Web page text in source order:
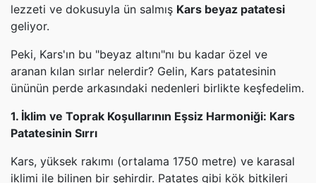
lezzeti ve dokusuyla ün salmış Kars beyaz patatesi
geliyor.
Peki, Kars'ın bu "beyaz altını"nı bu kadar özel ve
aranan kılan sırlar nelerdir? Gelin, Kars patatesinin
ününün perde arkasındaki nedenleri birlikte keşfedelim.
1. İklim ve Toprak Koşullarının Eşsiz Harmoniği: Kars
Patatesinin Sırrı
Kars, yüksek rakımı (ortalama 1750 metre) ve karasal
iklimi ile bilinen bir şehirdir. Patates gibi kök bitkileri